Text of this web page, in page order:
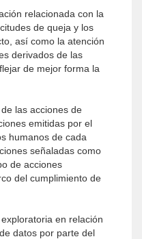
relacionada con la
de queja y los
así como la atención
derivados de las
de mejor forma la
las acciones de
emitidas por el
humanos de cada
señaladas como
de acciones
del cumplimiento de
en relación
datos por parte del